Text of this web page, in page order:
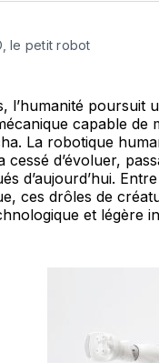
le petit robot
l’humanité
capable
La robotique
cessé d’évoluer,
d’aujourd’hui.
ces drôles de
et légère